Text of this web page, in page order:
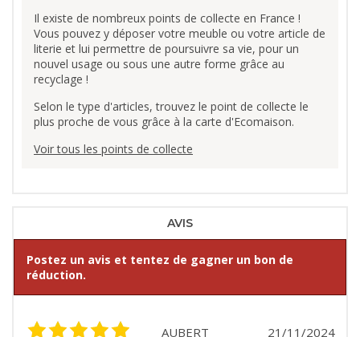
Il existe de nombreux points de collecte en France !
Vous pouvez y déposer votre meuble ou votre article de
literie et lui permettre de poursuivre sa vie, pour un
nouvel usage ou sous une autre forme grâce au
recyclage !
Selon le type d'articles, trouvez le point de collecte le
plus proche de vous grâce à la carte d'Ecomaison.
Voir tous les points de collecte
AVIS
Postez un avis et tentez de gagner un bon de
réduction.
21/11/2024
AUBERT